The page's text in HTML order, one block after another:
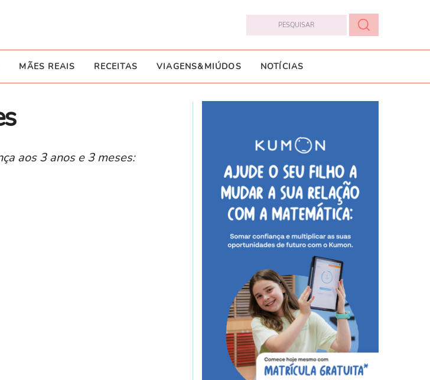
MÃES REAIS RECEITAS VIAGENS&MIÚDOS NOTÍCIAS
aos 3 anos e 3 meses: